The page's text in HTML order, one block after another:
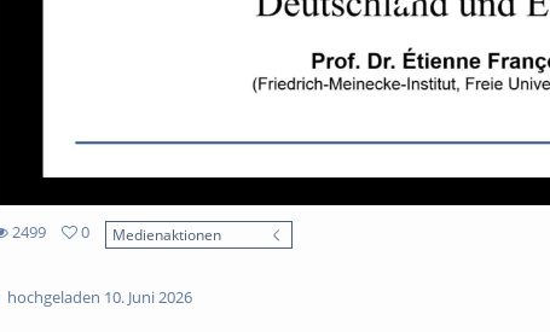
2499
views
0
Medienaktionen
hochgeladen 10. Juni 2026